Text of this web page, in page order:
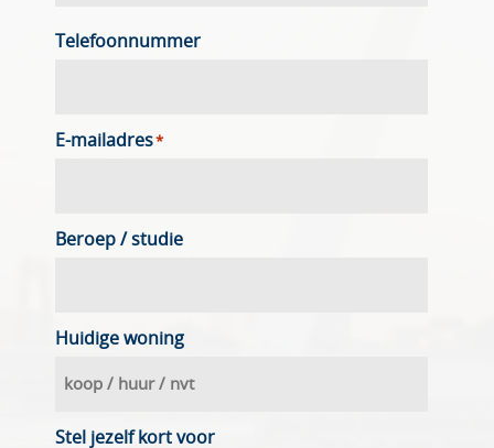
Telefoonnummer
E-mailadres*
Beroep / studie
Huidige woning
Stel jezelf kort voor